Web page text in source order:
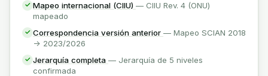
✓ Mapeo internacional (CIIU) — CIIU Rev. 4 (ONU)
mapeado
✓ Correspondencia versión anterior — Mapeo SCIAN 2018
-> 2023/2026
✓ Jerarquía completa — Jerarquía de 5 niveles
confirmada